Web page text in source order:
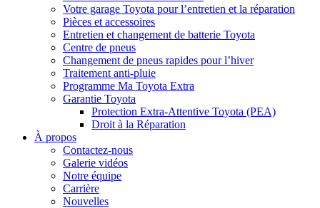
Votre garage Toyota pour l’entretien et la réparation
Pièces et accessoires
Entretien et changement de batterie Toyota
Centre de pneus
Changement de pneus rapides pour l’hiver
Traitement anti-pluie
Programme Ma Toyota Extra
Garantie Toyota
Protection Extra-Attentive Toyota (PEA)
Droit à la Réparation
À propos
Contactez-nous
Galerie vidéos
Notre équipe
Carrière
Nouvelles